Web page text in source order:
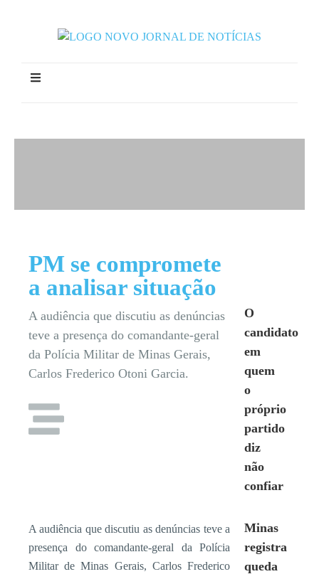
PM se compromete
a analisar situação
A audiência que discutiu as denúncias
teve a presença do comandante-geral
da Polícia Militar de Minas Gerais,
Carlos Frederico Otoni Garcia.
A audiência que discutiu as denúncias teve a
presença do comandante-geral da Polícia
Militar de Minas Gerais, Carlos Frederico
O
candidato
em
quem
o
próprio
partido
diz
não
confiar
Minas
registra
queda